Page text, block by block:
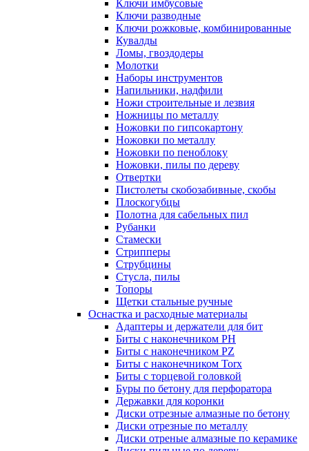
Ключи имбусовые
Ключи разводные
Ключи рожковые, комбинированные
Кувалды
Ломы, гвоздодеры
Молотки
Наборы инструментов
Напильники, надфили
Ножи строительные и лезвия
Ножницы по металлу
Ножовки по гипсокартону
Ножовки по металлу
Ножовки по пеноблоку
Ножовки, пилы по дереву
Отвертки
Пистолеты скобозабивные, скобы
Плоскогубцы
Полотна для сабельных пил
Рубанки
Стамески
Стрипперы
Струбцины
Стусла, пилы
Топоры
Щетки стальные ручные
Оснастка и расходные материалы
Адаптеры и держатели для бит
Биты с наконечником PH
Биты с наконечником PZ
Биты с наконечником Torx
Биты с торцевой головкой
Буры по бетону для перфоратора
Державки для коронки
Диски отрезные алмазные по бетону
Диски отрезные по металлу
Диски отреные алмазные по керамике